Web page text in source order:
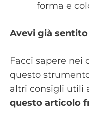
forma e
Avevi già sentito
Facci sapere nei
questo
altri consigli utili
questo articolo